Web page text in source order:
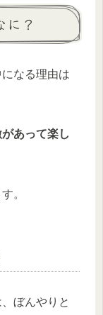
に？
なる理由は
あって楽し
。
ぼんやりと